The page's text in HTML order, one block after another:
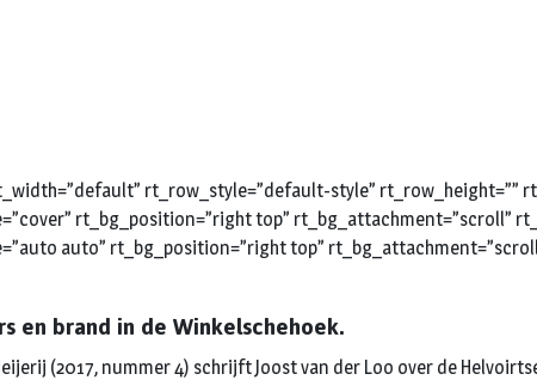
rt_row_style=”default-style” rt_row_height=””
rt_bg_position=”right top” rt_bg_attachment=”scroll”
auto” rt_bg_position=”right top”
en brand in de Winkelschehoek.
(2017, nummer 4) schrijft Joost van der Loo over de